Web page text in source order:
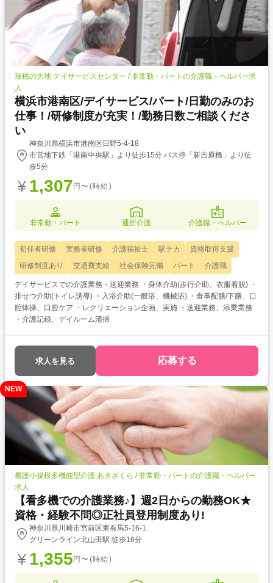
瑞穂の大地 デイサービスセンター / 非常勤・パートの介護職・ヘルパー求
人
横浜市港南区/デイサービス/パート/日勤のみのお
仕事！/研修制度が充実！/勤務日数ご相談くださ
い
神奈川県横浜市港南区日野5-4-18
市営地下鉄「港南中央駅」より徒歩15分 バス停「新吉原橋」より徒
歩5分
1,307 円〜(時給)
非常勤・パート 通所介護 介護職・ヘルパー
初任者研修 実務者研修 介護福祉士 駅チカ
資格取得支援
研修制度あり
交通費支給 社会保険完備 パート 介護職
デイサービスでの介護業務・送迎業務 ・身体介助(歩行介助、衣服着脱) ・
排せつ介助(トイレ誘導) ・入浴介助(一般浴、機械浴) ・食事配膳/下膳、口
腔体操、口腔ケア ・レクリエーション企画、実施 ・送迎業務、添乗業務
・介護記録、デイルーム清掃
求人を見る 応募する
NEW
看護小規模多機能型介護 あきざくら / 非常勤・パートの介護職・ヘルパー
求人
【看多機での介護業務♪】週2日からの勤務OK★
資格・経験不問◎正社員登用制度あり!
神奈川県川崎市宮前区東有馬5-16-1
グリーンライン北山田駅 徒歩16分
1,355 円〜(時給)